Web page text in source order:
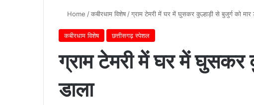
Home /कबीरधाम विशेष/ग्राम टेमरी में घर में घुसकर कुल्हाड़ी से बुजुर्ग को मार
कबीरधाम विशेष छत्तीसगढ़ स्पेशल
ग्राम टेमरी में घर में घुसकर
डाला